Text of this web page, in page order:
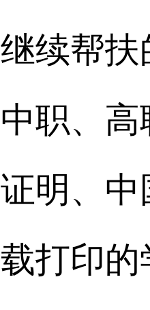
继续帮
中职、
证明、
载打印